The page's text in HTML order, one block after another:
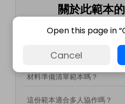
關於此範本
這份綠建築認證季度申報材料
我可以依自己的需求調整這份
材料準備清單範本嗎？
這份範本適合多人協作嗎？
Open this page in
Cancel